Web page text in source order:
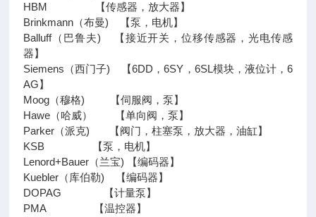
HBM 【传感器，放大器】
Brinkmann（布曼) 【泵，电机】
Balluff（巴鲁夫) 【接近开关，位移传感器，光电传感
器】
Siemens（西门子) 【6DD，6SY，6SL模块，液位计，6
AG】
Moog（穆格) 【伺服阀，泵】
Hawe（哈威） 【单向阀，泵】
Parker（派克) 【阀门，柱塞泵，放大器，油缸】
KSB 【泵，电机】
Lenord+Bauer（兰宝) 【编码器】
Kuebler（库伯勒) 【编码器】
DOPAG 【计量泵】
PMA 【温控器】